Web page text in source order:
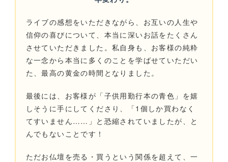
ライブの感想をいただきながら、お互いの人生や
信仰の喜びについて、本当に深いお話をたくさん
させていただきました。私自身も、お客様の純粋
な一念から本当に多くのことを学ばせていただい
た、最高の黄金の時間となりました。
最後には、お客様が「子供用勤行本の青色」を嬉
しそうに手にしてくださり、「1個しか買わなく
てすいません……」と恐縮されていましたが、と
んでもないことです！
ただお仏壇を売る・買うという関係を超えて、一